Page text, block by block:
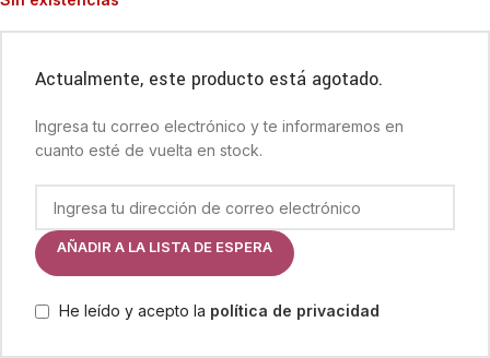
Actualmente, este producto está agotado.
Ingresa tu correo electrónico y te informaremos en
cuanto esté de vuelta en stock.
AÑADIR A LA LISTA DE ESPERA
He leído y acepto la política de privacidad